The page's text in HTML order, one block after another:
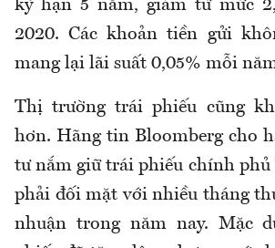
kỳ hạn 5 năm, giảm từ mức
2020. Các khoản tiền gửi
mang lại lãi suất 0,05% mỗi
Thị trường trái phiếu cũng
hơn. Hãng tin Bloomberg cho
tư nắm giữ trái phiếu chính phủ
phải đối mặt với nhiều tháng
nhuận trong năm nay. Mặc